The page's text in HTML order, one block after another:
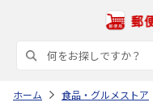
ホーム 食品・グルメストア